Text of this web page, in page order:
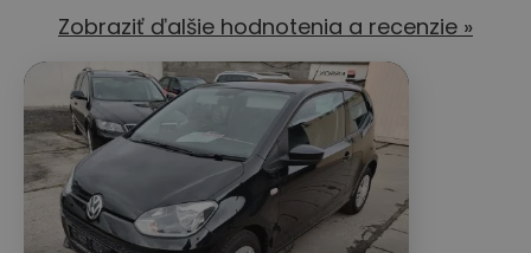
Zobraziť ďalšie hodnotenia a recenzie »